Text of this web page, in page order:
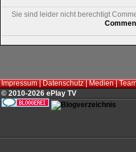
Sie sind leider nicht berechtigt
Impressum|Datenschutz|Medien|
© 2010-2026 ePlay TV